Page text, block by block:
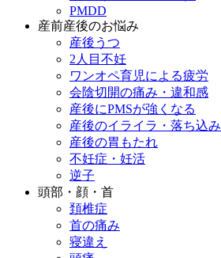
PMDD
産前産後のお悩み
産後うつ
2人目不妊
ワンオペ育児による疲労
会陰切開の痛み・違和感
産後にPMSが強くなる
産後のイライラ・落ち込み
産後の胃もたれ
不妊症・妊活
逆子
頭部・顔・首
頚椎症
首の痛み
寝違え